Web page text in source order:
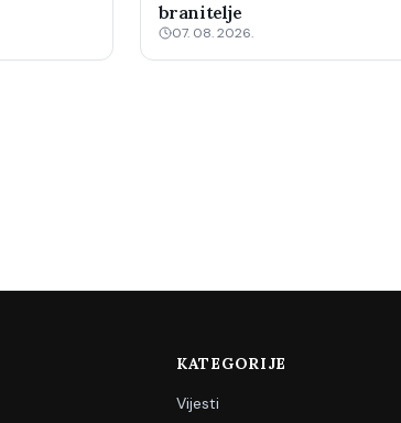
branitelje
07. 08. 2026.
KATEGORIJE
Vijesti